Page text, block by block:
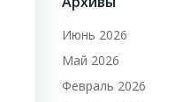
Июнь 2026
Май 2026
Февраль 2026